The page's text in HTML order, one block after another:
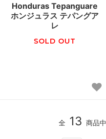
Honduras Tepanguare
ホンジュラス テパングア
レ
SOLD OUT
全 13 商品中